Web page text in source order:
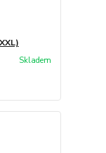
Skladem